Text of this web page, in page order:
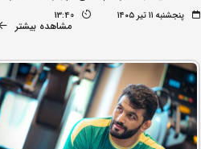
پنجشنبه ۱۱ تیر ۱۴۰۵ 13:40
مشاهده بیشتر